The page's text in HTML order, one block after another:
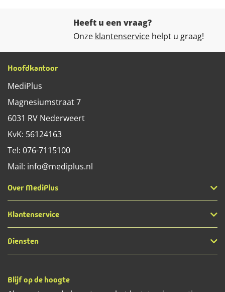
Heeft u een vraag?
Onze klantenservicehelpt u graag!
Hoofdkantoor
MediPlus
Magnesiumstraat 7
6031 RV Nederweert
KvK: 56124163
Tel: 076-7115100
Mail: info@mediplus.nl
Over MediPlus
Klantenservice
Diensten
Blijf op de hoogte